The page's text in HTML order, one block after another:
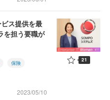
ス提供を最
担う要職が
保険
2023/05/10
21